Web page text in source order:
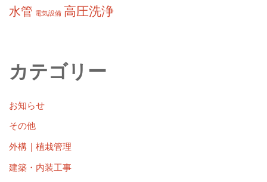
水管 電気設備 高圧洗浄
カテゴリー
お知らせ
その他
外構｜植栽管理
建築・内装工事